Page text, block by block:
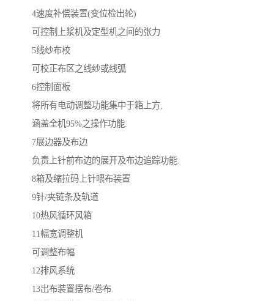
4速度补偿装置(变位检出轮)
可控制上浆机及定型机之间的张力
5线纱布校
可校正布区之线纱或线弧
6控制面板
将所有电动调整功能集中于箱上方,
涵盖全机95%之操作功能.
7展边器及布边
负责上针前布边的展开及布边追踪功能.
8箱及缩拉码上针喂布装置
9针/夹链条及轨道
10热风循环风箱
11幅宽调整机
可调整布幅
12排风系统
13出布装置摆布/卷布